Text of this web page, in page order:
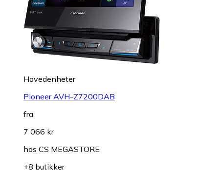
Hovedenheter
Pioneer AVH-Z7200DAB
fra
7 066 kr
hos CS MEGASTORE
+8 butikker